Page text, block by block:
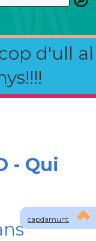
d'ull al
capdamunt
- Qui